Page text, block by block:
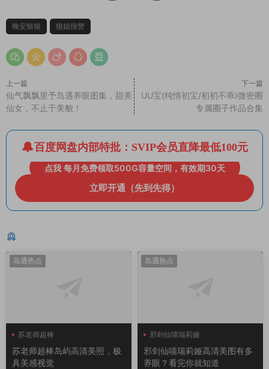
晚安狼狼 狼姐很赞
上一篇
仙气飘飘里予岛遇养眼图集，甜美
仙女，不止于美貌！
下一篇
UU宝(纯情初宝/初初不乖)微密圈
专属圈子作品合集
百度网盘内部特批：SVIP会员直降最低100元
点我 每月免费领取500G容量空间，有效期30天
立即开通（先到先得）
岛遇热点
苏老师超棒
苏老师超棒岛屿高清美照，极
具美感视觉
岛遇热点
邪剑仙喵瑞莉娅
邪剑仙喵瑞莉娅高清美图有多
养眼？看完你就知道